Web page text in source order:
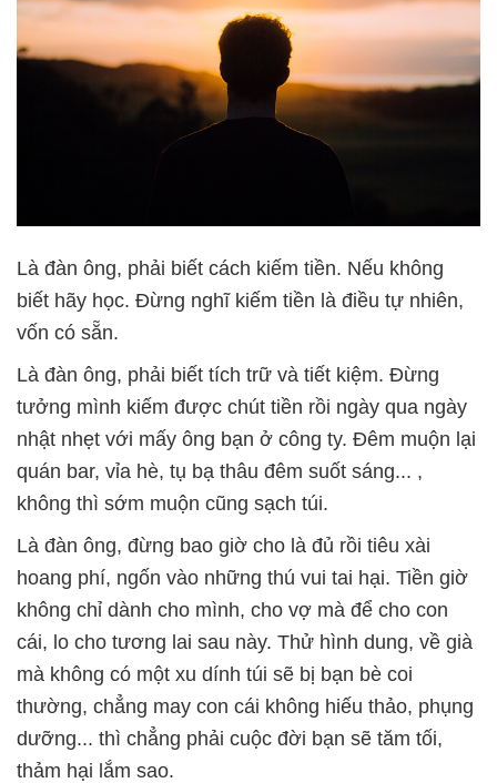
Là đàn ông, phải biết cách kiếm tiền. Nếu không
biết hãy học. Đừng nghĩ kiếm tiền là điều tự nhiên,
vốn có sẵn.
Là đàn ông, phải biết tích trữ và tiết kiệm. Đừng
tưởng mình kiếm được chút tiền rồi ngày qua ngày
nhật nhẹt với mấy ông bạn ở công ty. Đêm muộn lại
quán bar, vỉa hè, tụ bạ thâu đêm suốt sáng... ,
không thì sớm muộn cũng sạch túi.
Là đàn ông, đừng bao giờ cho là đủ rồi tiêu xài
hoang phí, ngốn vào những thú vui tai hại. Tiền giờ
không chỉ dành cho mình, cho vợ mà để cho con
cái, lo cho tương lai sau này. Thử hình dung, về già
mà không có một xu dính túi sẽ bị bạn bè coi
thường, chẳng may con cái không hiếu thảo, phụng
dưỡng... thì chẳng phải cuộc đời bạn sẽ tăm tối,
thảm hại lắm sao.